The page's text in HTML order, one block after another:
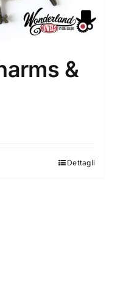
&
Dettagli